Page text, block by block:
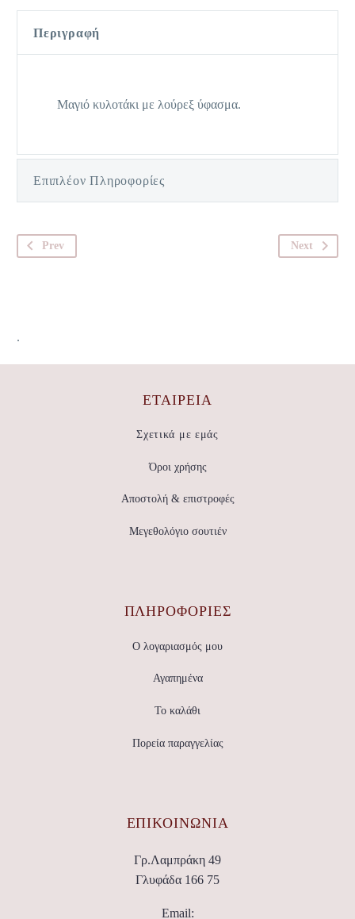
Περιγραφή
Μαγιό κυλοτάκι με λούρεξ ύφασμα.
Επιπλέον Πληροφορίες
Prev Next
.
ΕΤΑΙΡΕΊΑ
Σχετικά με εμάς
Όροι χρήσης
Αποστολή & επιστροφές
Μεγεθολόγιο σουτιέν
ΠΛΗΡΟΦΟΡΙΕΣ
Ο λογαριασμός μου
Αγαπημένα
Το καλάθι
Πορεία παραγγελίας
ΕΠΙΚΟΙΝΩΝΊΑ
Γρ.Λαμπράκη 49
Γλυφάδα 166 75
Email: